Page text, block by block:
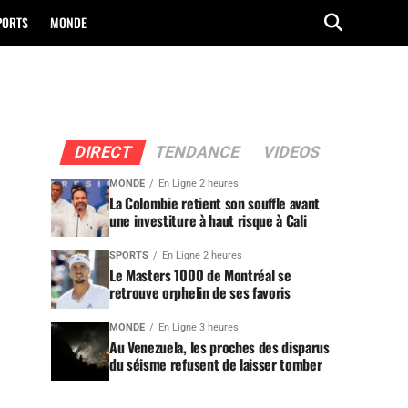
MONDE
DIRECT TENDANCE VIDEOS
MONDE En Ligne 2 heures
La Colombie retient son souffle avant
une investiture à haut risque à Cali
SPORTS En Ligne 2 heures
Le Masters 1000 de Montréal se
retrouve orphelin de ses favoris
MONDE En Ligne 3 heures
Au Venezuela, les proches des disparus
du séisme refusent de laisser tomber